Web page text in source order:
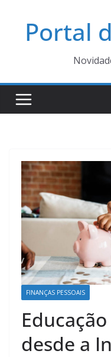
Portal
FINANÇAS PESSOAIS
desde a